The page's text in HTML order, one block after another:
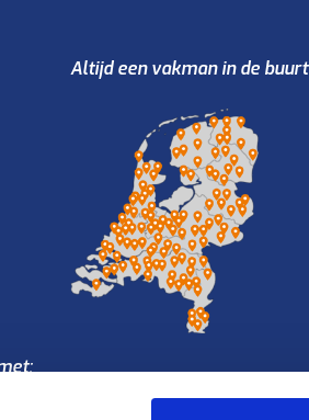
Altijd een vakman in de buurt